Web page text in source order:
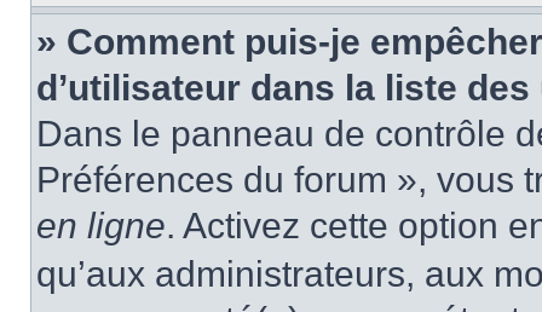
» Comment puis-je
d’utilisateur dans la liste
Dans le panneau de contrôle
Préférences du forum », vous
en ligne. Activez cette option
qu’aux administrateurs, aux